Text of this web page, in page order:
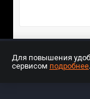
Для повышения
сервисом подробнее.